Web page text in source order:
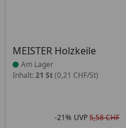
MEISTER Holzkeile
Produkt am Lager
Am Lager
Inhalt: 21 St(0,21 CHF/St)
-21% UVP5,58 CHF